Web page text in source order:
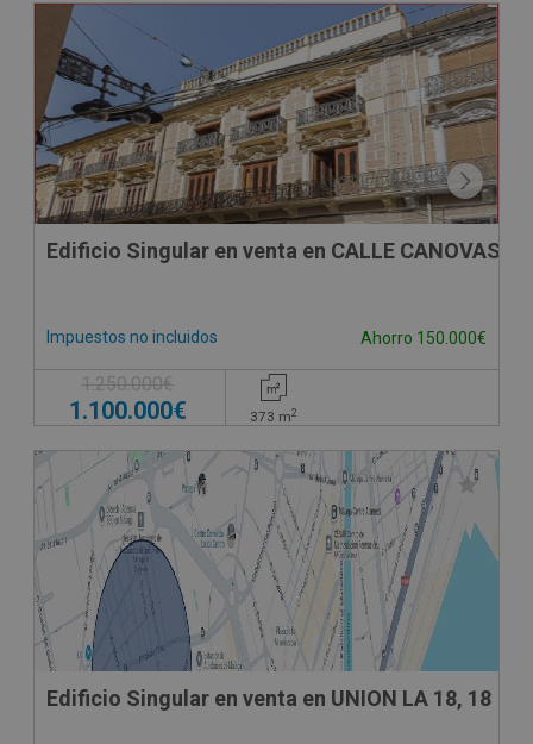
Edificio Singular en venta en CALLE CANOVAS
Impuestos no incluidos Ahorro 150.000€
1.250.000€
1.100.000€ 373 m2
Edificio Singular en venta en UNION LA 18, 18